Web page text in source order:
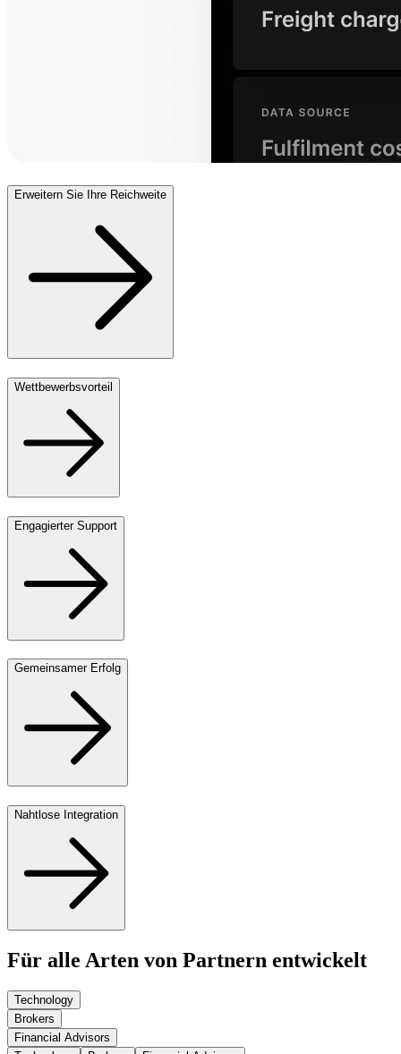
Erweitern Sie Ihre Reichweite
Wettbewerbsvorteil
Engagierter Support
Gemeinsamer Erfolg
Nahtlose Integration
Für alle Arten von Partnern entwickelt
Technology
Brokers
Financial Advisors